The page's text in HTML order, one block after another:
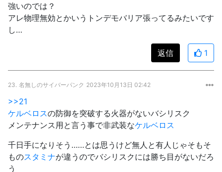
強いのでは？
アレ物理無効とかいうトンデモバリア張ってるみたいです
し…
返信 1
23. 名無しのサイバーパンク 2023年10月13日 02:42
>>21
ケルベロスの防御を突破する火器がないバシリスク
メンテナンス用と言う事で非武装なケルベロス
千日手になりそう……とは思うけど無人と有人じゃそもそ
ものスタミナが違うのでバシリスクには勝ち目がないだろ
う